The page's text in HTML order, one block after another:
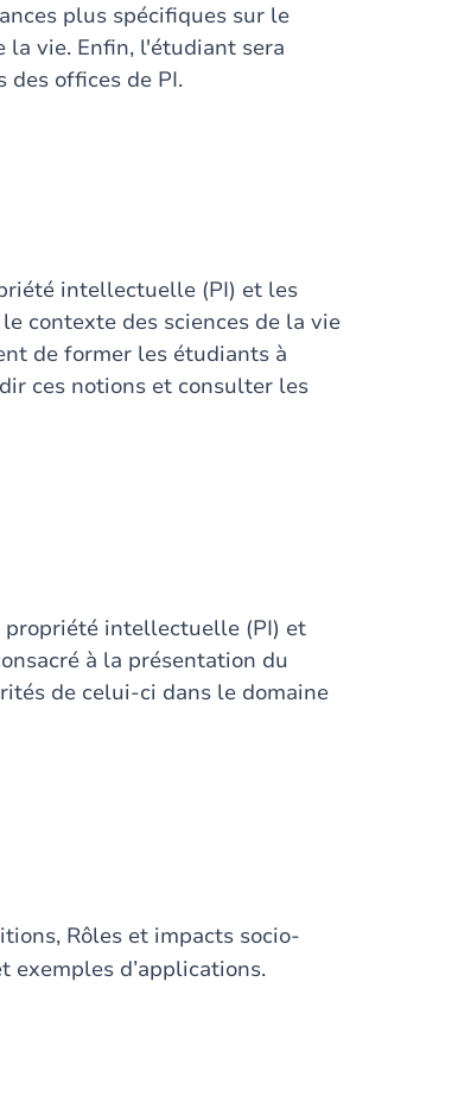
plus spécifiques sur le
la vie. Enfin, l'étudiant sera
offices de PI.
intellectuelle (PI) et les
contexte des sciences de la vie
de former les étudiants à
ces notions et consulter les
intellectuelle (PI) et
à la présentation du
de celui-ci dans le domaine
Rôles et impacts socio-
exemples d’applications.